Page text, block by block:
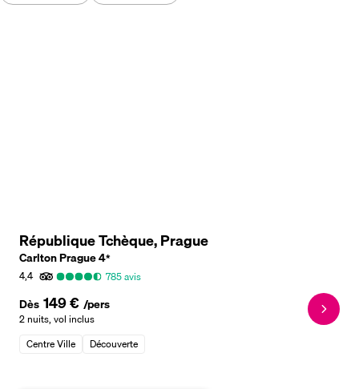
République Tchèque, Prague
Carlton Prague4*
4,4
785avis
Dès 149 € /pers
2 nuits, vol inclus
Centre Ville
Découverte